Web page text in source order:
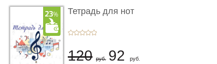
Тетрадь для нот
120 руб. 92 руб.